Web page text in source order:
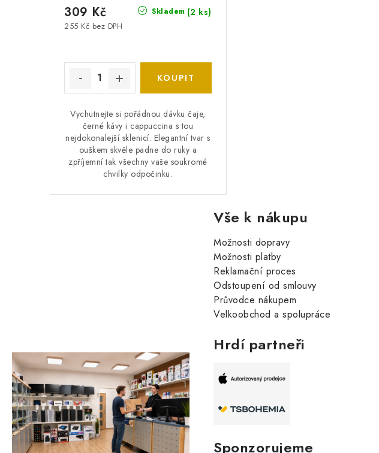
Skladem (2 ks)
255 Kč bez DPH
309 Kč
Vychutnejte si pořádnou dávku čaje,
černé kávy i cappuccina s tou
nejdokonalejší sklenicí. Elegantní tvar s
ouškem skvěle padne do ruky a
zpříjemní tak všechny vaše soukromé
chvilky odpočinku.
Vše k nákupu
Možnosti dopravy
Možnosti platby
Reklamační proces
Odstoupení od smlouvy
Průvodce nákupem
Velkoobchod a spolupráce
Hrdí partneři
Sponzorujeme